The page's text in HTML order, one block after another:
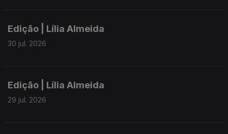
Edição | Lília Almeida
30 jul. 2026
Edição | Lília Almeida
29 jul. 2026